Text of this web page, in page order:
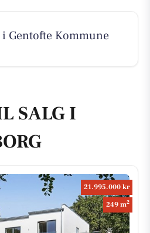
Gentofte Kommune
SALG I
21.995.000 kr
249 m2